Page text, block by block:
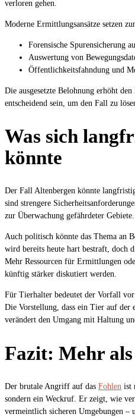
verloren gehen.
Moderne Ermittlungsansätze setzen
Forensische Spurensicherung
Auswertung von
Öffentlichkeitsfahndung und
Die ausgesetzte Belohnung erhöht
entscheidend sein, um den Fall zu
Was sich
könnte
Der Fall Altenbergen könnte
sind strengere
zur Überwachung gefährdeter Gebiete.
Auch politisch könnte das Thema an
wird bereits heute hart bestraft, doch
Mehr Ressourcen für Ermittlungen
künftig stärker diskutiert werden.
Für Tierhalter bedeutet der Vorfall
Die Vorstellung, dass ein Tier auf der
verändert den Umgang mit Haltung
Fazit: Mehr
Der brutale Angriff auf das Fohlen ist
sondern ein Weckruf. Er zeigt, wie
vermeintlich sicheren Umgebungen